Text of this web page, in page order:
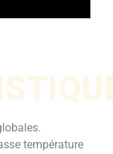
température